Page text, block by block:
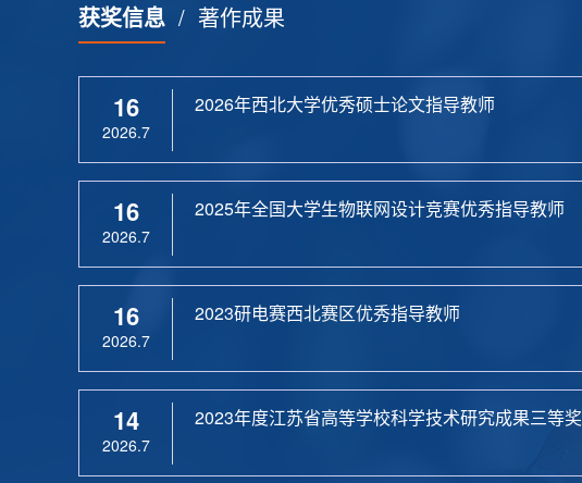
获奖信息 / 著作成果
16
2026.7
2026年西北大学优秀硕士论文指导教师
16
2026.7
2025年全国大学生物联网设计竞赛优秀指导教师
16
2026.7
2023研电赛西北赛区优秀指导教师
14
2026.7
2023年度江苏省高等学校科学技术研究成果三等奖